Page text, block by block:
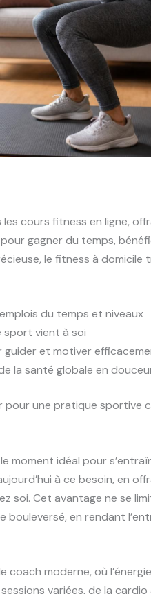
cours fitness en ligne,
gagner du temps,
le fitness à domicile
du temps et niveaux
sport vient à soi
guider et motiver
la santé globale en
une pratique sportive
moment idéal pour
à ce besoin, en
soi. Cet avantage ne se
en rendant
coach moderne, où
variées, de la cardio